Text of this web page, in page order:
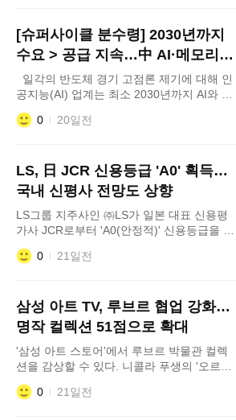
더해지자 구성원 사이에서는 기존 성과급 체
계를 축소하려는 명분 쌓기가 아니냐는 불만
이 나온다. 20일 SK하이닉스 노동조합 익명
소통방과 커뮤니티 등에
[슈퍼사이클 분수령] 2030년까지
수요 > 공급 지속…中 AI·메모리
저가 전략은 변수
공지능(AI) 업계는 최소 2030년까지 AI와 반
도체 초과 수요가 이어질 것이라고 반박한
다. 다만 국가적 지원을 등에 업은 중국의 '저
엔비디아 최고경영자(CEO)는 이날 일본 내
AI 인프라 구축 계획을 발표하며 "전 세계적
인 AI 인프라
0 20일전
LS, 日 JCR 신용등급 'A0' 획득…
국내 신평사 전망도 상향
LS그룹 지주사인 ㈜LS가 일본 대표 신용평
가사 JCR로부터 'A0(안정적)' 신용등급을 획
득했다고 20일 밝혔다. 업계에 따르면 국내
기업이 JCR로부터 A0 등급을 받을 경우 통
JCR 평가에서는 한 단계 높은 수준을 받게
된 것이다. JCR은 보고서를 통해 "㈜LS가
LS전선
0 21일전
삼성 아트 TV, 루브르 협업 강화…
명작 컬렉션 51점으로 확대
'삼성 아트 스토어'에서 루브르 박물관 컬렉
션을 감상할 수 있다. 니콜라 푸생의 '오르페
우스와 에우뤼디케' 작품 모습. 삼성전자가
삼성 TV 전용 아트 구독 서비스의 '루브르 컬
0 21일전